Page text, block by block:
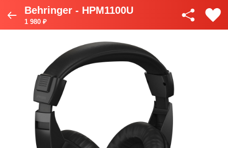
Behringer - HPM1100U
1 980 ₽